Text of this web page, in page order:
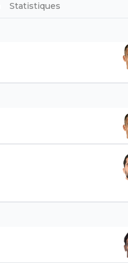
Statistiques